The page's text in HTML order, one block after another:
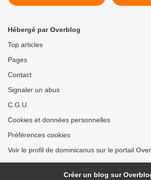
pères)
Hébergé par Overblog
Top articles
Pages
Contact
Signaler un abus
C.G.U.
Cookies et données personnelles
Préférences cookies
Voir le profil de dominicanus sur le portail
Créer un blog sur